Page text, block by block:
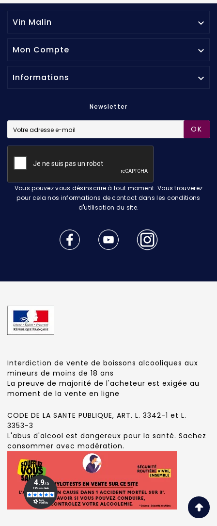
Vin Malin 
Mon Compte 
Informations 
Newsletter
OK
Vous pouvez vous désinscrire à tout moment. Vous trouverez
pour cela nos informations de contact dans les conditions
d'utilisation du site.
Interdiction de vente de boissons alcooliques aux
mineurs de moins de 18 ans
La preuve de majorité de l'acheteur est exigée au
moment de la vente en ligne
CODE DE LA SANTE PUBLIQUE, ART. L. 3342-1 et L.
3353-3
L'abus d'alcool est dangereux pour la santé. Sachez
consommer avec modération.